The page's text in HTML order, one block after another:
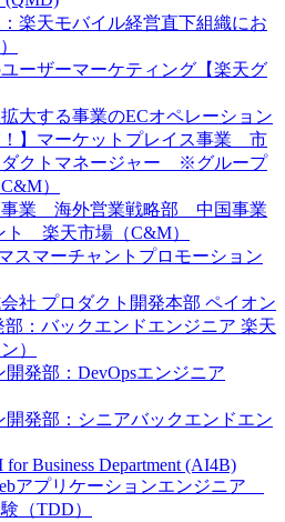
楽天モバイル経営直下組織にお
ーザーマーケティング【楽天グ
大する事業のECオペレーション
！】マーケットプレイス事業 市
ダクトマネージャー ※グループ
）
事業 海外営業戦略部 中国事業
ト 楽天市場（C&M）
スマーチャントプロモーション
社 プロダクト開発本部 ペイオン
：バックエンドエンジニア 楽天
）
発部：DevOpsエンジニア
開発部：シニアバックエンドエン
for Business Department (AI4B)
アプリケーションエンジニア
（TDD）